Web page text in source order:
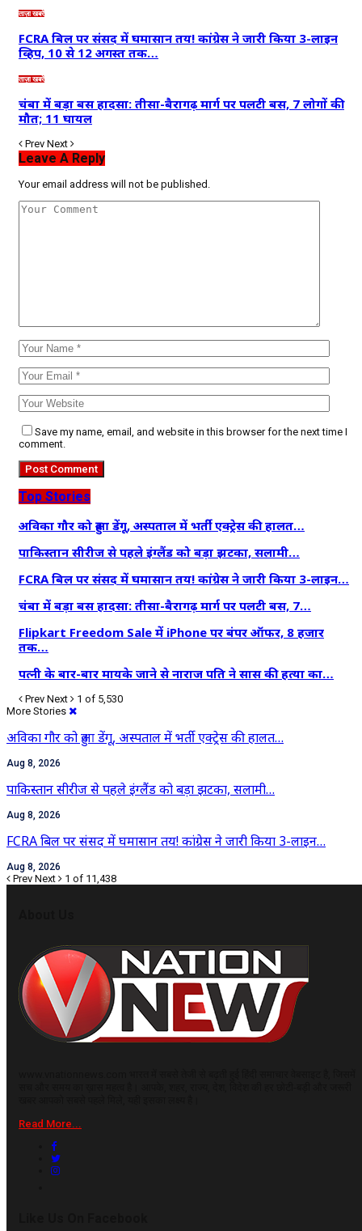
ताज़ा खबरें
FCRA बिल पर संसद में घमासान तय! कांग्रेस ने जारी किया 3-लाइन
व्हिप, 10 से 12 अगस्त तक…
ताज़ा खबरें
चंबा में बड़ा बस हादसा: तीसा-बैरागढ़ मार्ग पर पलटी बस, 7 लोगों की
मौत; 11 घायल
Prev Next
Leave A Reply
Your email address will not be published.
Save my name, email, and website in this browser for the next time I
comment.
Top Stories
अविका गौर को हुआ डेंगू, अस्पताल में भर्ती एक्ट्रेस की हालत…
पाकिस्तान सीरीज से पहले इंग्लैंड को बड़ा झटका, सलामी…
FCRA बिल पर संसद में घमासान तय! कांग्रेस ने जारी किया 3-लाइन…
चंबा में बड़ा बस हादसा: तीसा-बैरागढ़ मार्ग पर पलटी बस, 7…
Flipkart Freedom Sale में iPhone पर बंपर ऑफर, 8 हजार
तक…
पत्नी के बार-बार मायके जाने से नाराज पति ने सास की हत्या का…
Prev Next
1 of 5,530
More Stories
अविका गौर को हुआ डेंगू, अस्पताल में भर्ती एक्ट्रेस की हालत…
Aug 8, 2026
पाकिस्तान सीरीज से पहले इंग्लैंड को बड़ा झटका, सलामी…
Aug 8, 2026
FCRA बिल पर संसद में घमासान तय! कांग्रेस ने जारी किया 3-लाइन…
Aug 8, 2026
Prev Next 1 of 11,438
Read More...